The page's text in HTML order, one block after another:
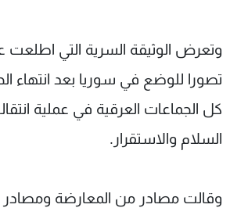
وتعرض الوثيقة السرية التي اطلعت
تصورا للوضع في سوريا بعد انتهاء
كل الجماعات العرقية في عملية
السلام والاستقرار.
وقالت مصادر من المعارضة ومصادر